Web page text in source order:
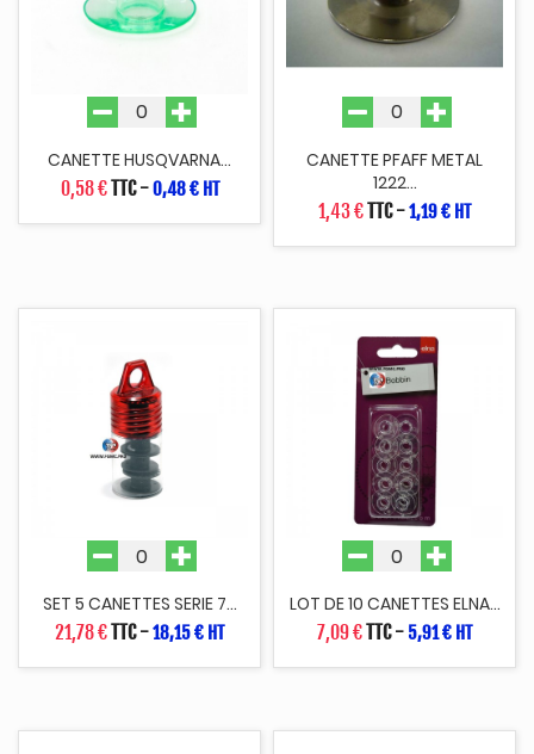
CANETTE HUSQVARNA...
0,58 €TTC-0,48 € HT
CANETTE PFAFF METAL
1222...
1,43 €TTC-1,19 € HT
SET 5 CANETTES SERIE 7...
21,78 €TTC-18,15 € HT
LOT DE 10 CANETTES ELNA...
7,09 €TTC- 5,91 € HT